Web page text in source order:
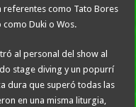
referentes como Tato Bores
Duki o Wos.
al personal del show al
stage diving y un popurrí
dura que superó todas las
en una misma liturgia,